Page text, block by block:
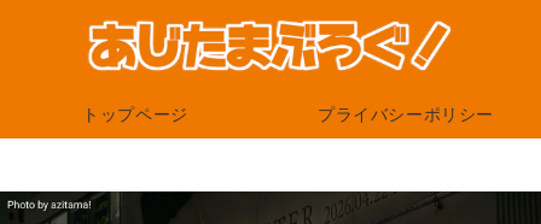
トップページ プライバシーポリシー